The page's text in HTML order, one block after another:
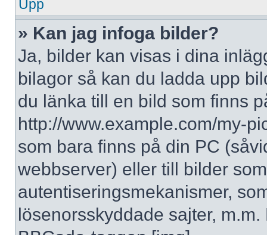
Upp
» Kan jag infoga bilder?
Ja, bilder kan visas i dina
bilagor så kan du ladda upp
du länka till en bild som finns
http://www.example.com/my-
som bara finns på din PC
webbserver) eller till bilder
autentiseringsmekanismer,
lösenorsskyddade sajter,